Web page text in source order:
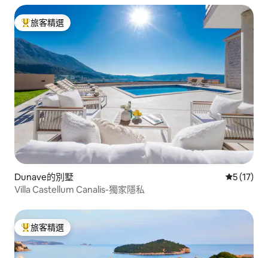
旅客精選榜首
旅客精選
Dunave的別墅 從 17 則
5 (17)
Villa Castellum Canalis-獨家隱私
旅客精選榜首
旅客精選